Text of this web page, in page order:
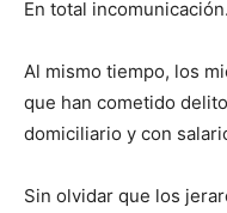
En total incomunicación.
Al mismo tiempo, los
que han cometido
domiciliario y con
Sin olvidar que los